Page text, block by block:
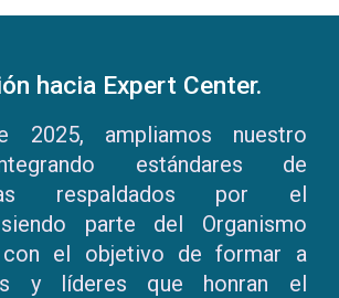
hacia Expert Center.
ampliamos nuestro
estándares de
respaldados por el
siendo parte del Organismo
con el objetivo de formar a
y líderes que honran el